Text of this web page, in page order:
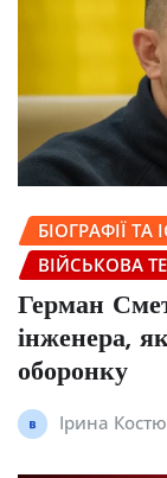
БІОГРАФІЇ ТА
ВІЙСЬКОВА
Герман
інженера,
оборонку
Ірина